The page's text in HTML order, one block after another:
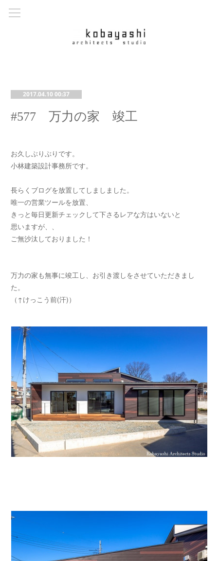
2017.04.10 00:37
#577 万力の家 竣工
お久しぶりぶりです。
小林建築設計事務所です。
長らくブログを放置してしましました。
唯一の営業ツールを放置、
きっと毎日更新チェックして下さるレアな方はいないと
思いますが、、
ご無沙汰しておりました！
万力の家も無事に竣工し、お引き渡しをさせていただきまし
た。
（↑けっこう前(汗)）